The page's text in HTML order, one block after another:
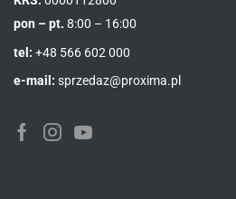
pon – pt. 8:00 – 16:00
tel: +48 566 602 000
e-mail: sprzedaz@proxima.pl
FacebookInstagramYoutube